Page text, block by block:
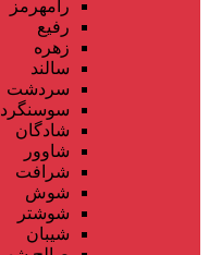
رامهرمز
رفیع
زهره
سالند
سردشت
سوسنگرد
شادگان
شاوور
شرافت
شوش
شوشتر
شیبان